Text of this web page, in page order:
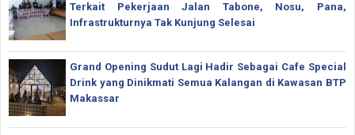
Terkait Pekerjaan Jalan Tabone, Nosu, Pana,
Infrastrukturnya Tak Kunjung Selesai
Grand Opening Sudut Lagi Hadir Sebagai Cafe Special
Drink yang Dinikmati Semua Kalangan di Kawasan BTP
Makassar